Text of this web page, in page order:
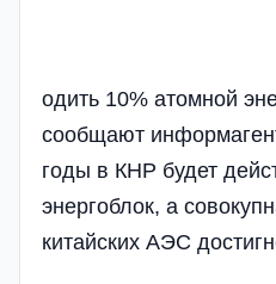
одить 10% атомной
сообщают
годы в КНР будет
энергоблок, а
китайских АЭС